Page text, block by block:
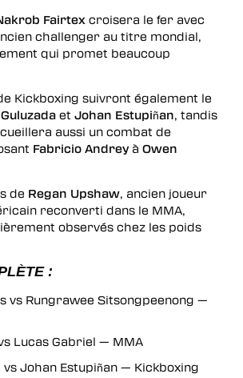
Fairtex croisera le fer avec
challenger au titre mondial,
qui promet beaucoup
Kickboxing suivront également le
et Johan Estupiñan, tandis
aussi un combat de
Fabricio Andreyà Owen
de Regan Upshaw, ancien joueur
reconverti dans le MMA,
observés chez les poids
:
vs Rungrawee Sitsongpeenong —
Lucas Gabriel — MMA
vs Johan Estupiñan — Kickboxing